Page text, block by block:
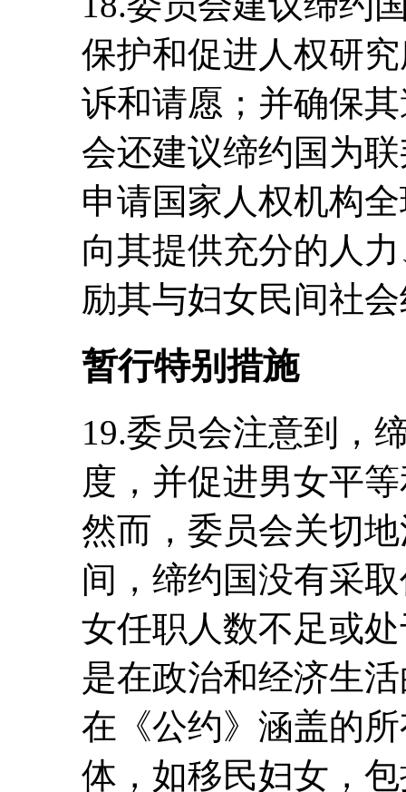
保护和促进人权研
诉和请愿；并确保
会还建议缔约国为
申请国家人权机构
向其提供充分的人
励其与妇女民间社
暂行特别措施
19.委员会注意到，
度，并促进男女平
然而，委员会关切
间，缔约国没有采
女任职人数不足或
是在政治和经济生
在《公约》涵盖的
体，如移民妇女，